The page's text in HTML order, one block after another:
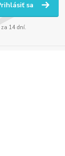
sa
za 14 dní.